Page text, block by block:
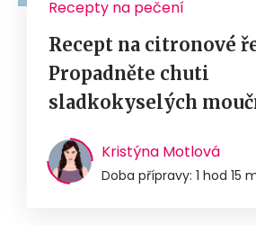
Recepty na pečení
Recept na citronové
Propadněte chuti
sladkokyselých
Kristýna Motlová
Doba přípravy: 1 hod 15